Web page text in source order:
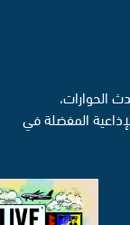
الحوارات،
المفضلة في